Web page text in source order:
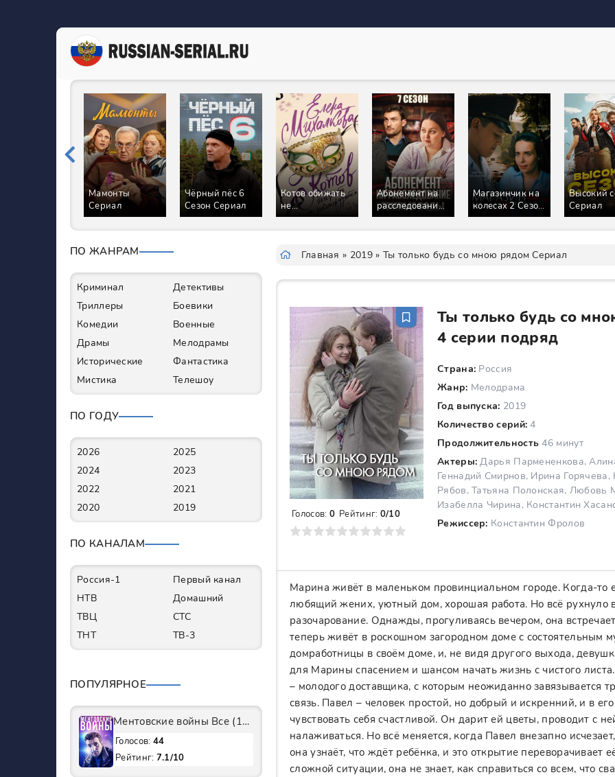
Мамонты
Сериал
Чёрный пёс 6
Сезон Сериал
Котов обижать
не
рекомендуется
Сериал
Абонемент на
расследование
7 Сезон Темные
воды Сериал
Магазинчик на
колесах 2 Сезон
Сериал
Высокий
Сериал
Главная » 2019» Ты только будь со мною рядом Сериал
Ты только будь со
4 серии подряд
Страна: Россия
Жанр: Мелодрама
Год выпуска: 2019
Количество серий: 4
Продолжительность 46 минут
Актеры: Дарья Пармененкова,
Геннадий Смирнов, Ирина
Рябов, Татьяна Полонская, Любовь
Изабелла Чирина, Константин
Режиссер: Константин Фролов
Голосов: 0 Рейтинг: 0/10
7 8 9 10
Марина живёт в маленьком провинциальном городе. Когда-то
любящий жених, уютный дом, хорошая работа. Но всё рухнуло
разочарование. Однажды, прогуливаясь вечером, она
теперь живёт в роскошном загородном доме с состоятельным
домработницы в своём доме, и, не видя другого выхода,
для Марины спасением и шансом начать жизнь с чистого
– молодого доставщика, с которым неожиданно завязывается
связь. Павел – человек простой, но добрый и искренний, и в
чувствовать себя счастливой. Он дарит ей цветы, проводит с
налаживаться. Но всё меняется, когда Павел внезапно
она узнаёт, что ждёт ребёнка, и это открытие переворачивает
сложной ситуации, она не знает, как справиться со всем, что
ПО ЖАНРАМ
Криминал
Детективы
Триллеры
Боевики
Комедии
Военные
Драмы
Мелодрамы
Исторические
Фантастика
Мистика
Телешоу
ПО ГОДУ
2026
2025
2024
2023
2022
2021
2020
2019
ПО КАНАЛАМ
Россия-1
Первый канал
НТВ
Домашний
ТВЦ
СТС
ТНТ
ТВ-3
ПОПУЛЯРНОЕ
Ментовские войны Все (1-11 Сезоны) подряд Сериал
Голосов: 44
Рейтинг: 7.1/10